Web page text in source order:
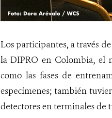
Los participantes, a través
la DIPRO en Colombia, el
como las fases de
especímenes; también
detectores en terminales de